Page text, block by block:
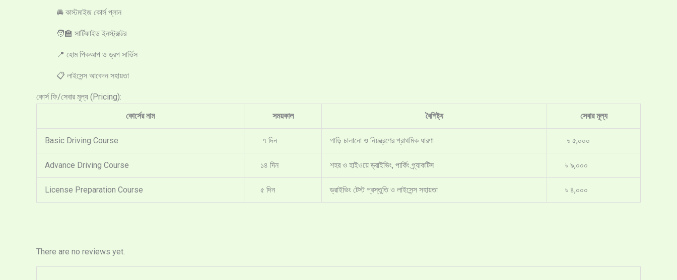
🚘 কাস্টমাইজ কোর্স প্লান
🧑‍🏫 সার্টিফাইড ইনস্ট্রাক্টর
📍 হোম পিকআপ ও ড্রপ সার্ভিস
📋 লাইসেন্স আবেদন সহায়তা
কোর্স ফি/সেবার মূল্য (Pricing):
কোর্সের নাম
সময়কাল বৈশিষ্ট্য সেবার মূল্য
Basic Driving Course ৭ দিন গাড়ি চালানো ও নিয়ন্ত্রণের প্রাথমিক ধারণা ৳ ৫,০০০
Advance Driving Course ১৪ দিন শহর ও হাইওয়ে ড্রাইভিং, পার্কিং প্র্যাকটিস ৳ ৯,০০০
License Preparation Course ৫ দিন ড্রাইভিং টেস্ট প্রস্তুতি ও লাইসেন্স সহায়তা ৳ ৪,০০০
There are no reviews yet.